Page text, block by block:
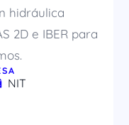
hidráulica
2D e IBER para
NIT